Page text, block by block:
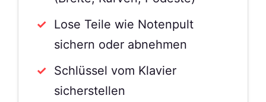
Lose Teile wie Notenpult
sichern oder abnehmen
Schlüssel vom Klavier
sicherstellen